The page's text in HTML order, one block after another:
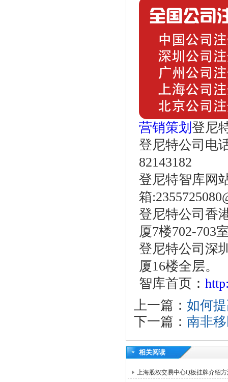
营销策划 登尼
登尼特公司电
82143182
登尼特智库网
箱
登尼特公司香
厦7楼702-703
登尼特公司深
厦16楼全层。
智库首页：
上一篇： 如何
下一篇： 南非
相关阅读
上海股权交易中心Q板挂牌介绍